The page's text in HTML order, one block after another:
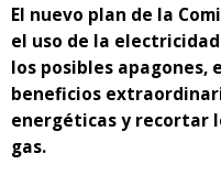
El nuevo plan de la
el uso de la
los posibles
beneficios
energéticas y recortar
gas.